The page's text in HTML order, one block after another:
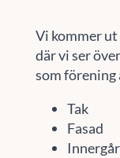
Vi kommer
där vi ser
som förening
Tak
Fasad